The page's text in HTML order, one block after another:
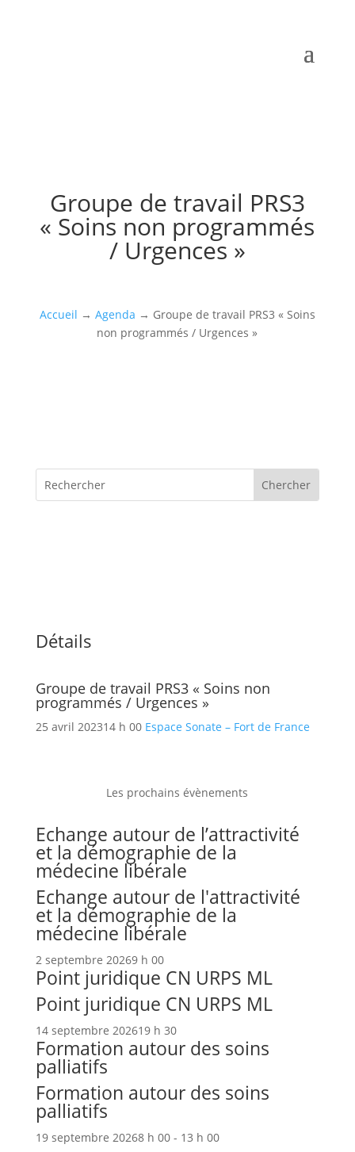
Groupe de travail PRS3
« Soins non programmés
/ Urgences »
Accueil → Agenda → Groupe de travail PRS3 « Soins
non programmés / Urgences »
Détails
Groupe de travail PRS3 « Soins non
programmés / Urgences »
25 avril 202314 h 00 Espace Sonate – Fort de France
Les prochains évènements
Echange autour de l’attractivité
et la démographie de la
médecine libérale
Echange autour de l'attractivité
et la démographie de la
médecine libérale
2 septembre 20269 h 00
Point juridique CN URPS ML
Point juridique CN URPS ML
14 septembre 202619 h 30
Formation autour des soins
palliatifs
Formation autour des soins
palliatifs
19 septembre 20268 h 00 - 13 h 00